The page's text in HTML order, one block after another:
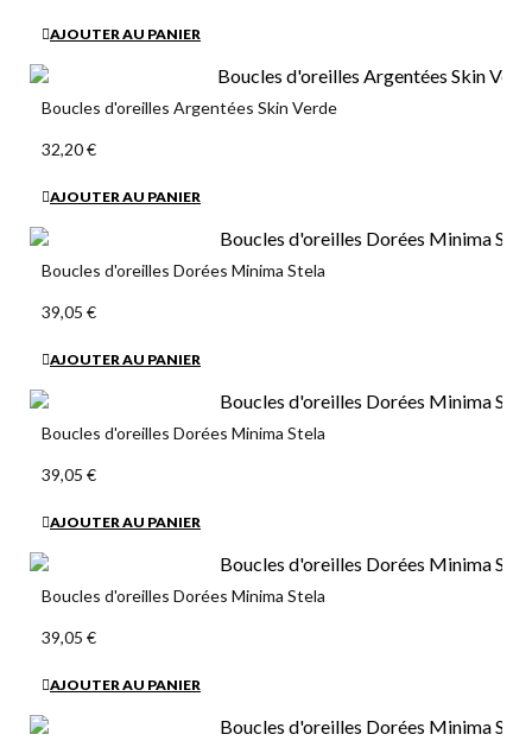
AJOUTER AU PANIER
Boucles d'oreilles Argentées Skin Verde
32,20 €
AJOUTER AU PANIER
Boucles d'oreilles Dorées Minima Stela
39,05 €
AJOUTER AU PANIER
Boucles d'oreilles Dorées Minima Stela
39,05 €
AJOUTER AU PANIER
Boucles d'oreilles Dorées Minima Stela
39,05 €
AJOUTER AU PANIER